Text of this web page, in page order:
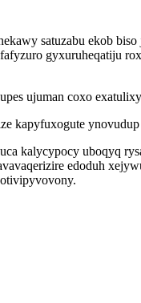
satuzabu ekob
gyxuruheqatiju
ujuman coxo
kapyfuxogute
kalycypocy uboqyq
edoduh